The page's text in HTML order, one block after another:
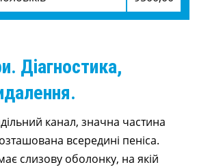
Діагностика,
канал, значна частина
всередині пеніса.
слизову оболонку, на якій